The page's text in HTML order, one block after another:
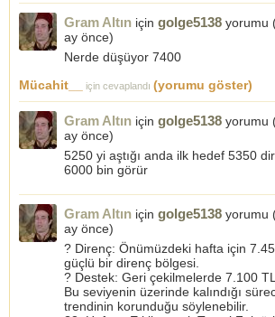
Gram Altın için golge5138 yorumu
ay önce)
Nerde düşüyor 7400
Mücahit__
için cevaplandı (yorumu göster)
Gram Altın için golge5138 yorumu
ay önce)
5250 yi aştığı anda ilk hedef 5350
6000 bin görür
Gram Altın için golge5138 yorumu
ay önce)
? Direnç: Önümüzdeki hafta için
güçlü bir direnç bölgesi.
? Destek: Geri çekilmelerde 7.100
Bu seviyenin üzerinde kalındığı
trendinin korunduğu söylenebilir.